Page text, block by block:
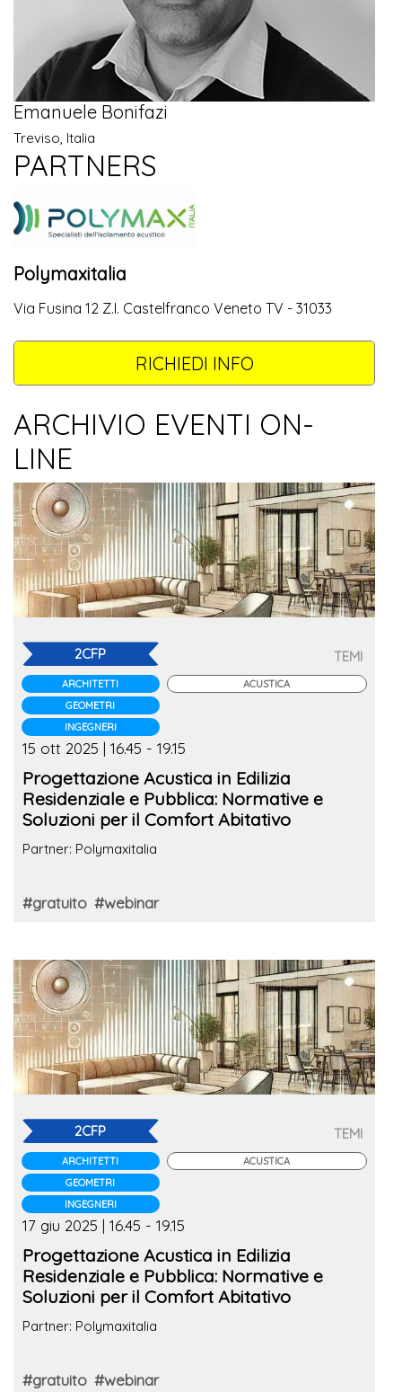
Emanuele Bonifazi
Treviso, Italia
PARTNERS
Polymaxitalia
Via Fusina 12 Z.I. Castelfranco Veneto TV - 31033
RICHIEDI INFO
ARCHIVIO EVENTI ON-
LINE
2CFP
ARCHITETTI
GEOMETRI
INGEGNERI
TEMI
ACUSTICA
15 ott 2025 | 16.45 - 19.15
Progettazione Acustica in Edilizia
Residenziale e Pubblica: Normative e
Soluzioni per il Comfort Abitativo
Partner: Polymaxitalia
#gratuito #webinar
2CFP
ARCHITETTI
GEOMETRI
INGEGNERI
TEMI
ACUSTICA
17 giu 2025 | 16.45 - 19.15
Progettazione Acustica in Edilizia
Residenziale e Pubblica: Normative e
Soluzioni per il Comfort Abitativo
Partner: Polymaxitalia
#gratuito #webinar